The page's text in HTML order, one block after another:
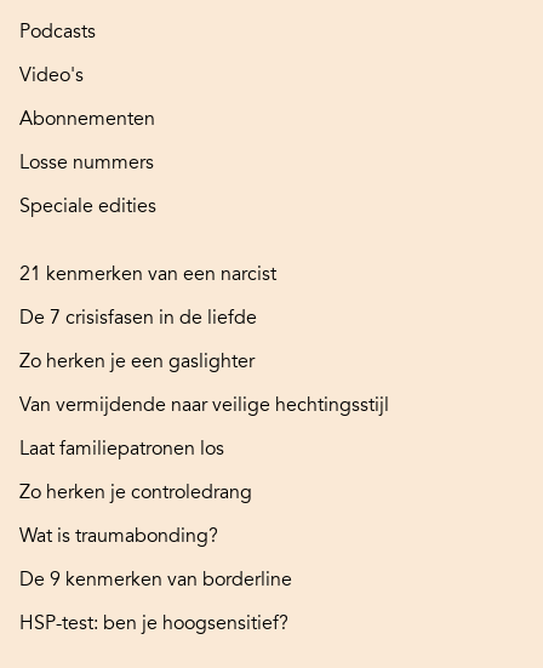
Podcasts
Video's
Abonnementen
Losse nummers
Speciale edities
21 kenmerken van een narcist
De 7 crisisfasen in de liefde
Zo herken je een gaslighter
Van vermijdende naar veilige hechtingsstijl
Laat familiepatronen los
Zo herken je controledrang
Wat is traumabonding?
De 9 kenmerken van borderline
HSP-test: ben je hoogsensitief?